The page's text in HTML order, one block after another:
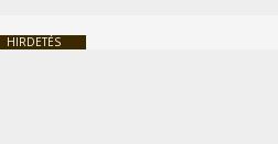
HIRDETÉS